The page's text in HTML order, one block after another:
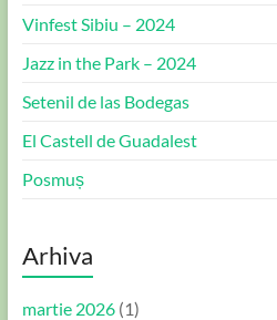
Vinfest Sibiu – 2024
Jazz in the Park – 2024
Setenil de las Bodegas
El Castell de Guadalest
Posmuș
Arhiva
martie 2026(1)